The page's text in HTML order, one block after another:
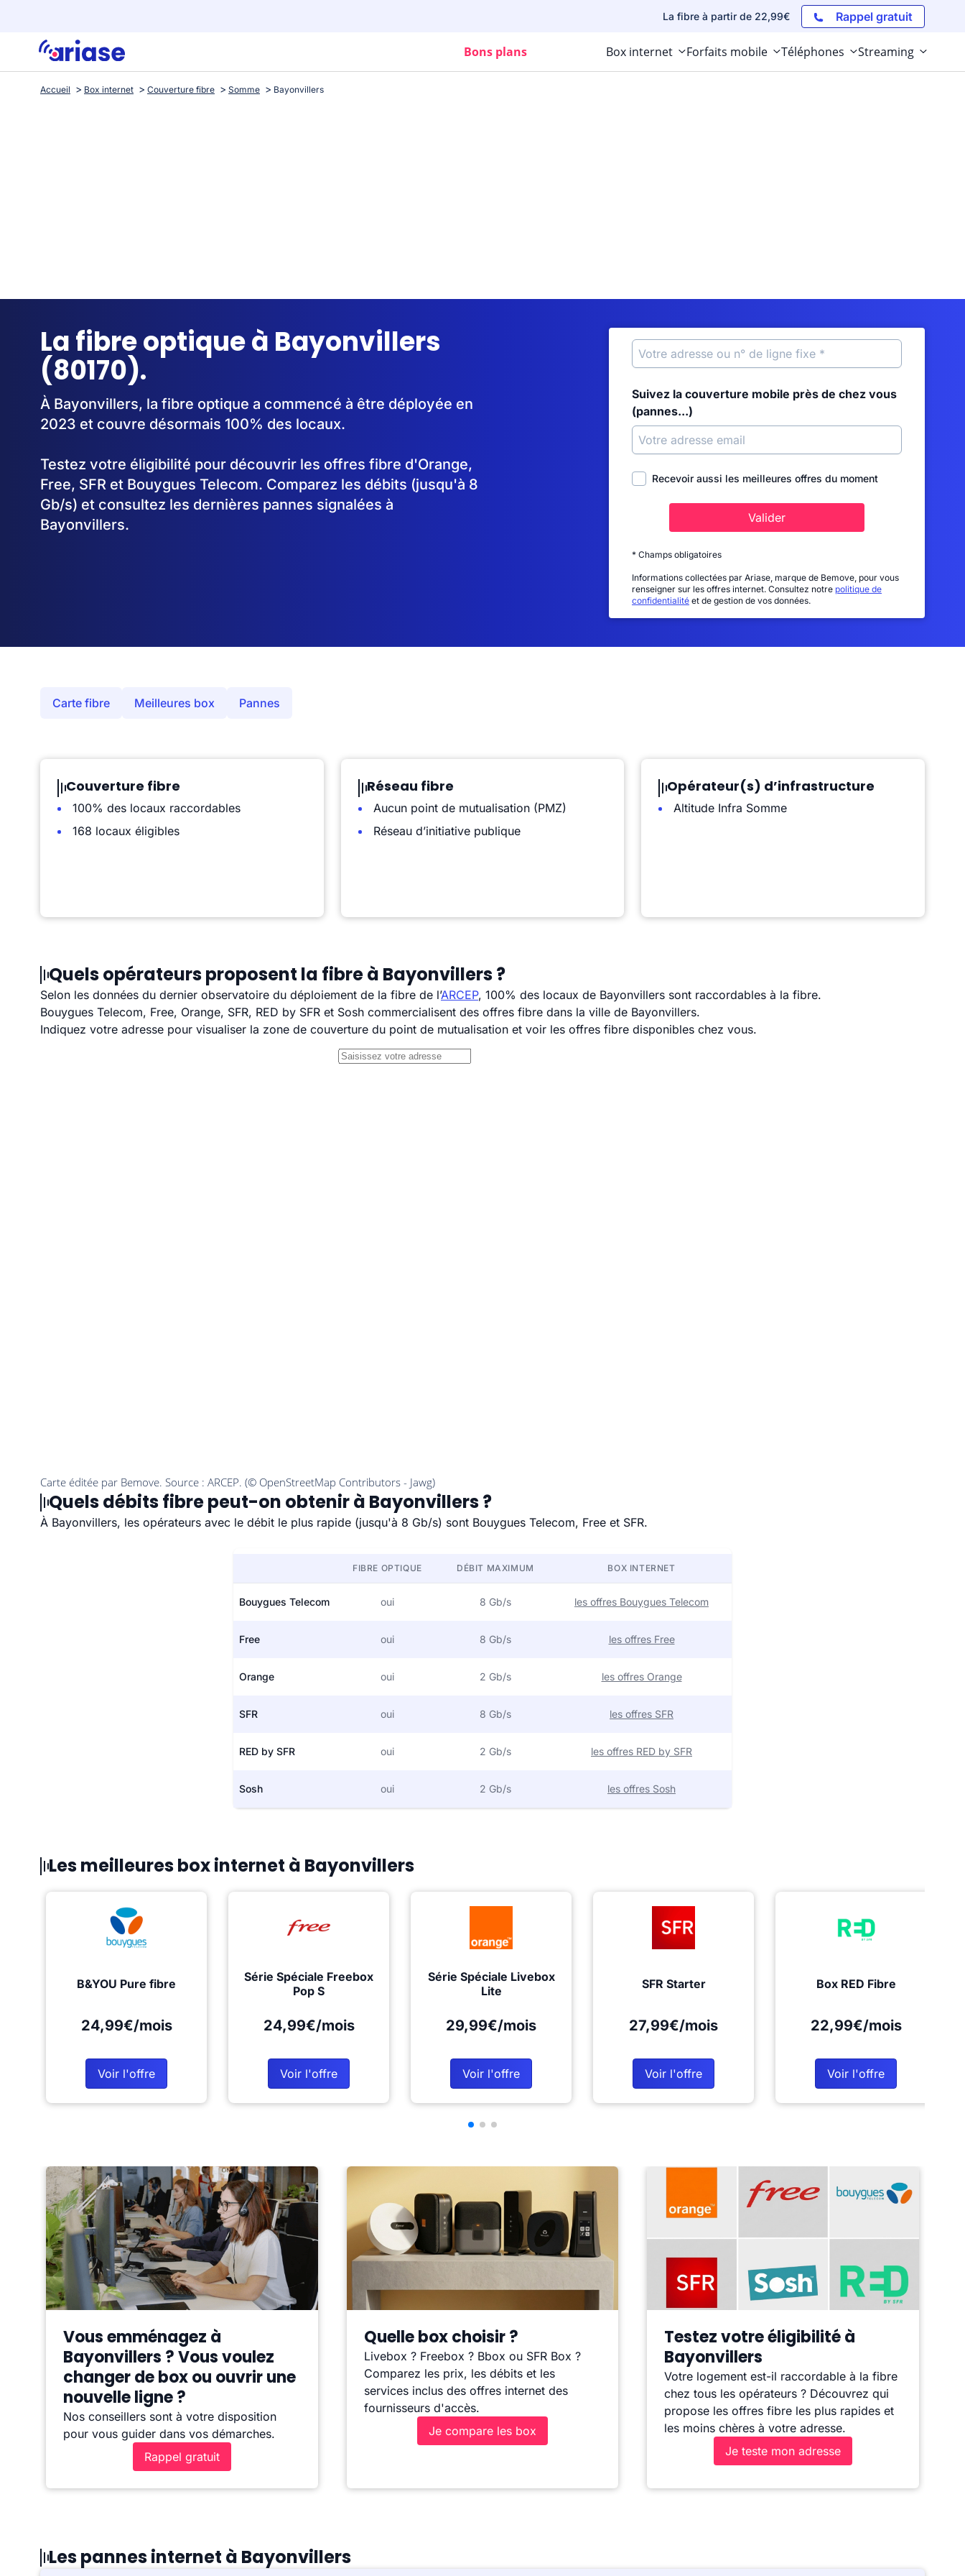
La fibre à partir de 22,99€ Rappel gratuit
Bons plans Box internet Forfaits mobile Téléphones Streaming
Accueil Box internet Couverture fibre Somme Bayonvillers
La fibre optique à Bayonvillers
(80170).
À Bayonvillers, la fibre optique a commencé à être déployée en
2023 et couvre désormais 100% des locaux.
Testez votre éligibilité pour découvrir les offres fibre d'Orange,
Free, SFR et Bouygues Telecom. Comparez les débits (jusqu'à 8
Gb/s) et consultez les dernières pannes signalées à
Bayonvillers.
Suivez la couverture mobile près de chez vous
(pannes...)
Recevoir aussi les meilleures offres du moment
Valider
* Champs obligatoires
Informations collectées par Ariase, marque de Bemove, pour vous
renseigner sur les offres internet. Consultez notre politique de
confidentialité et de gestion de vos données.
Carte fibre Meilleures box Pannes
Couverture fibre
100% des locaux raccordables
168 locaux éligibles
Réseau fibre
Aucun point de mutualisation (PMZ)
Réseau d’initiative publique
Opérateur(s) d’infrastructure
Altitude Infra Somme
Quels opérateurs proposent la fibre à Bayonvillers ?
Selon les données du dernier observatoire du déploiement de la fibre de l’ARCEP, 100% des locaux de Bayonvillers sont raccordables à la fibre.
Bouygues Telecom, Free, Orange, SFR, RED by SFR et Sosh commercialisent des offres fibre dans la ville de Bayonvillers.
Indiquez votre adresse pour visualiser la zone de couverture du point de mutualisation et voir les offres fibre disponibles chez vous.
Quels débits fibre peut-on obtenir à Bayonvillers ?
À Bayonvillers, les opérateurs avec le débit le plus rapide (jusqu'à 8 Gb/s) sont Bouygues Telecom, Free et SFR.
FIBRE OPTIQUE DÉBIT MAXIMUM BOX INTERNET
Bouygues Telecom oui 8 Gb/s les offres Bouygues Telecom
Free oui 8 Gb/s les offres Free
Orange oui 2 Gb/s les offres Orange
SFR oui 8 Gb/s les offres SFR
RED by SFR oui 2 Gb/s les offres RED by SFR
Sosh oui 2 Gb/s les offres Sosh
Les meilleures box internet à Bayonvillers
B&YOU Pure fibre
24,99€/mois
Voir l'offre
Série Spéciale Freebox
Pop S
24,99€/mois
Voir l'offre
Série Spéciale Livebox
Lite
29,99€/mois
Voir l'offre
SFR Starter
27,99€/mois
Voir l'offre
Box RED Fibre
22,99€/mois
Voir l'offre
Vous emménagez à
Bayonvillers ? Vous voulez
changer de box ou ouvrir une
nouvelle ligne ?
Nos conseillers sont à votre disposition
pour vous guider dans vos démarches.
Rappel gratuit
Quelle box choisir ?
Livebox ? Freebox ? Bbox ou SFR Box ?
Comparez les prix, les débits et les
services inclus des offres internet des
fournisseurs d'accès.
Je compare les box
Testez votre éligibilité à
Bayonvillers
Votre logement est-il raccordable à la fibre
chez tous les opérateurs ? Découvrez qui
propose les offres fibre les plus rapides et
les moins chères à votre adresse.
Je teste mon adresse
Les pannes internet à Bayonvillers